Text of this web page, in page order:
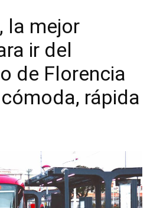
la mejor
ir del
de Florencia
rápida